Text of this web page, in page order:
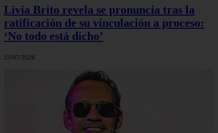
Livia Brito revela se pronuncia tras la
ratificación de su vinculación a proceso:
‘No todo está dicho’
23/07/2026